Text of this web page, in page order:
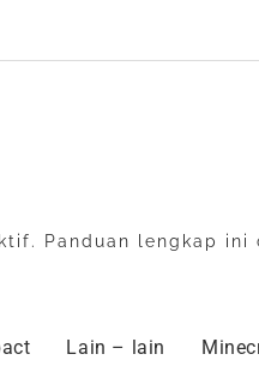
Panduan lengkap
Lain – lain